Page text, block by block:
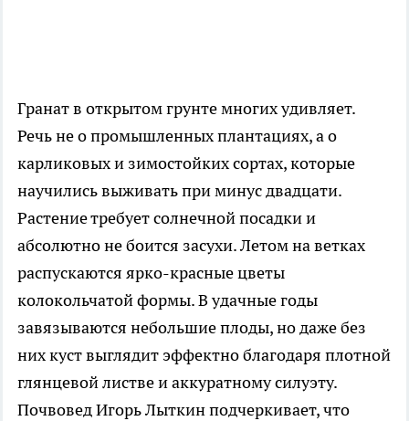
Гранат в открытом грунте многих удивляет.
Речь не о промышленных плантациях, а о
карликовых и зимостойких сортах, которые
научились выживать при минус двадцати.
Растение требует солнечной посадки и
абсолютно не боится засухи. Летом на ветках
распускаются ярко-красные цветы
колокольчатой формы. В удачные годы
завязываются небольшие плоды, но даже без
них куст выглядит эффектно благодаря плотной
глянцевой листве и аккуратному силуэту.
Почвовед Игорь Лыткин подчеркивает, что